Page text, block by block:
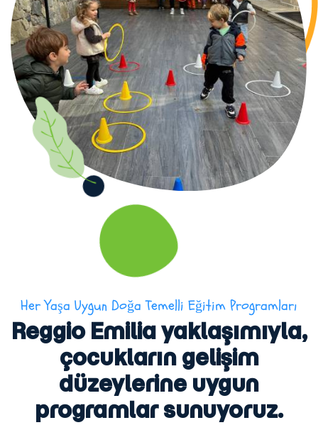
Her Yaşa Uygun Doğa Temelli Eğitim Programları
Reggio Emilia yaklaşımıyla,
çocukların gelişim
düzeylerine uygun
programlar sunuyoruz.